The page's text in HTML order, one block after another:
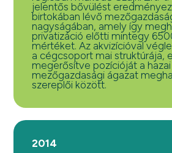
jelentős bővülést
birtokában lévő
nagyságában, amely így
privatizáció előtti mintegy
mértéket. Az akvizícióval
a cégcsoport mai struktúrája,
megerősítve pozícióját a hazai
mezőgazdasági ágazat
szereplői között.
2014